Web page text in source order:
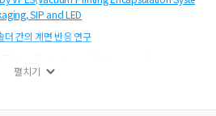
SIP and LED
간의 계면 반응 연구
Damage in Cu Interconnects
Bump Technology
펼치기